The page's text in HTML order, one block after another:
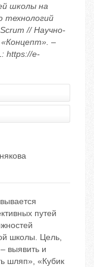
школы на
технологий
// Научно-
–
https://e-
путей
школы. Цель,
выявить и
шляп», «Кубик